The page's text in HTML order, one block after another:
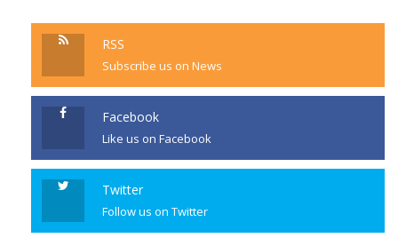
RSS
Subscribe us on News
Facebook
Like us on Facebook
Twitter
Follow us on Twitter